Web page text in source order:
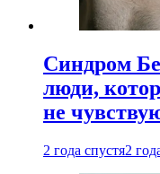
Синдром
люди,
не
2 года спустя2